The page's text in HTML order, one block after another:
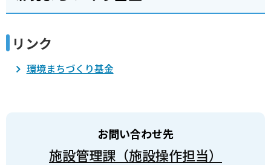
リンク
環境まちづくり基金
お問い合わせ先
施設管理課（施設操作担当）